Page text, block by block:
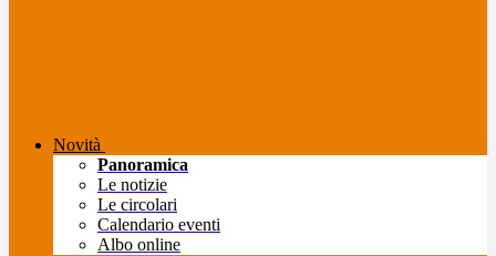
Novità
Panoramica
Le notizie
Le circolari
Calendario eventi
Albo online